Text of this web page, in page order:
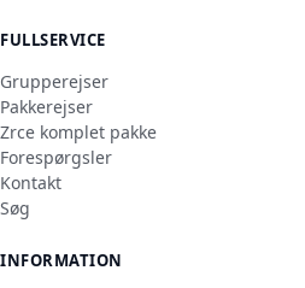
FULLSERVICE
Grupperejser
Pakkerejser
Zrce komplet pakke
Forespørgsler
Kontakt
Søg
INFORMATION